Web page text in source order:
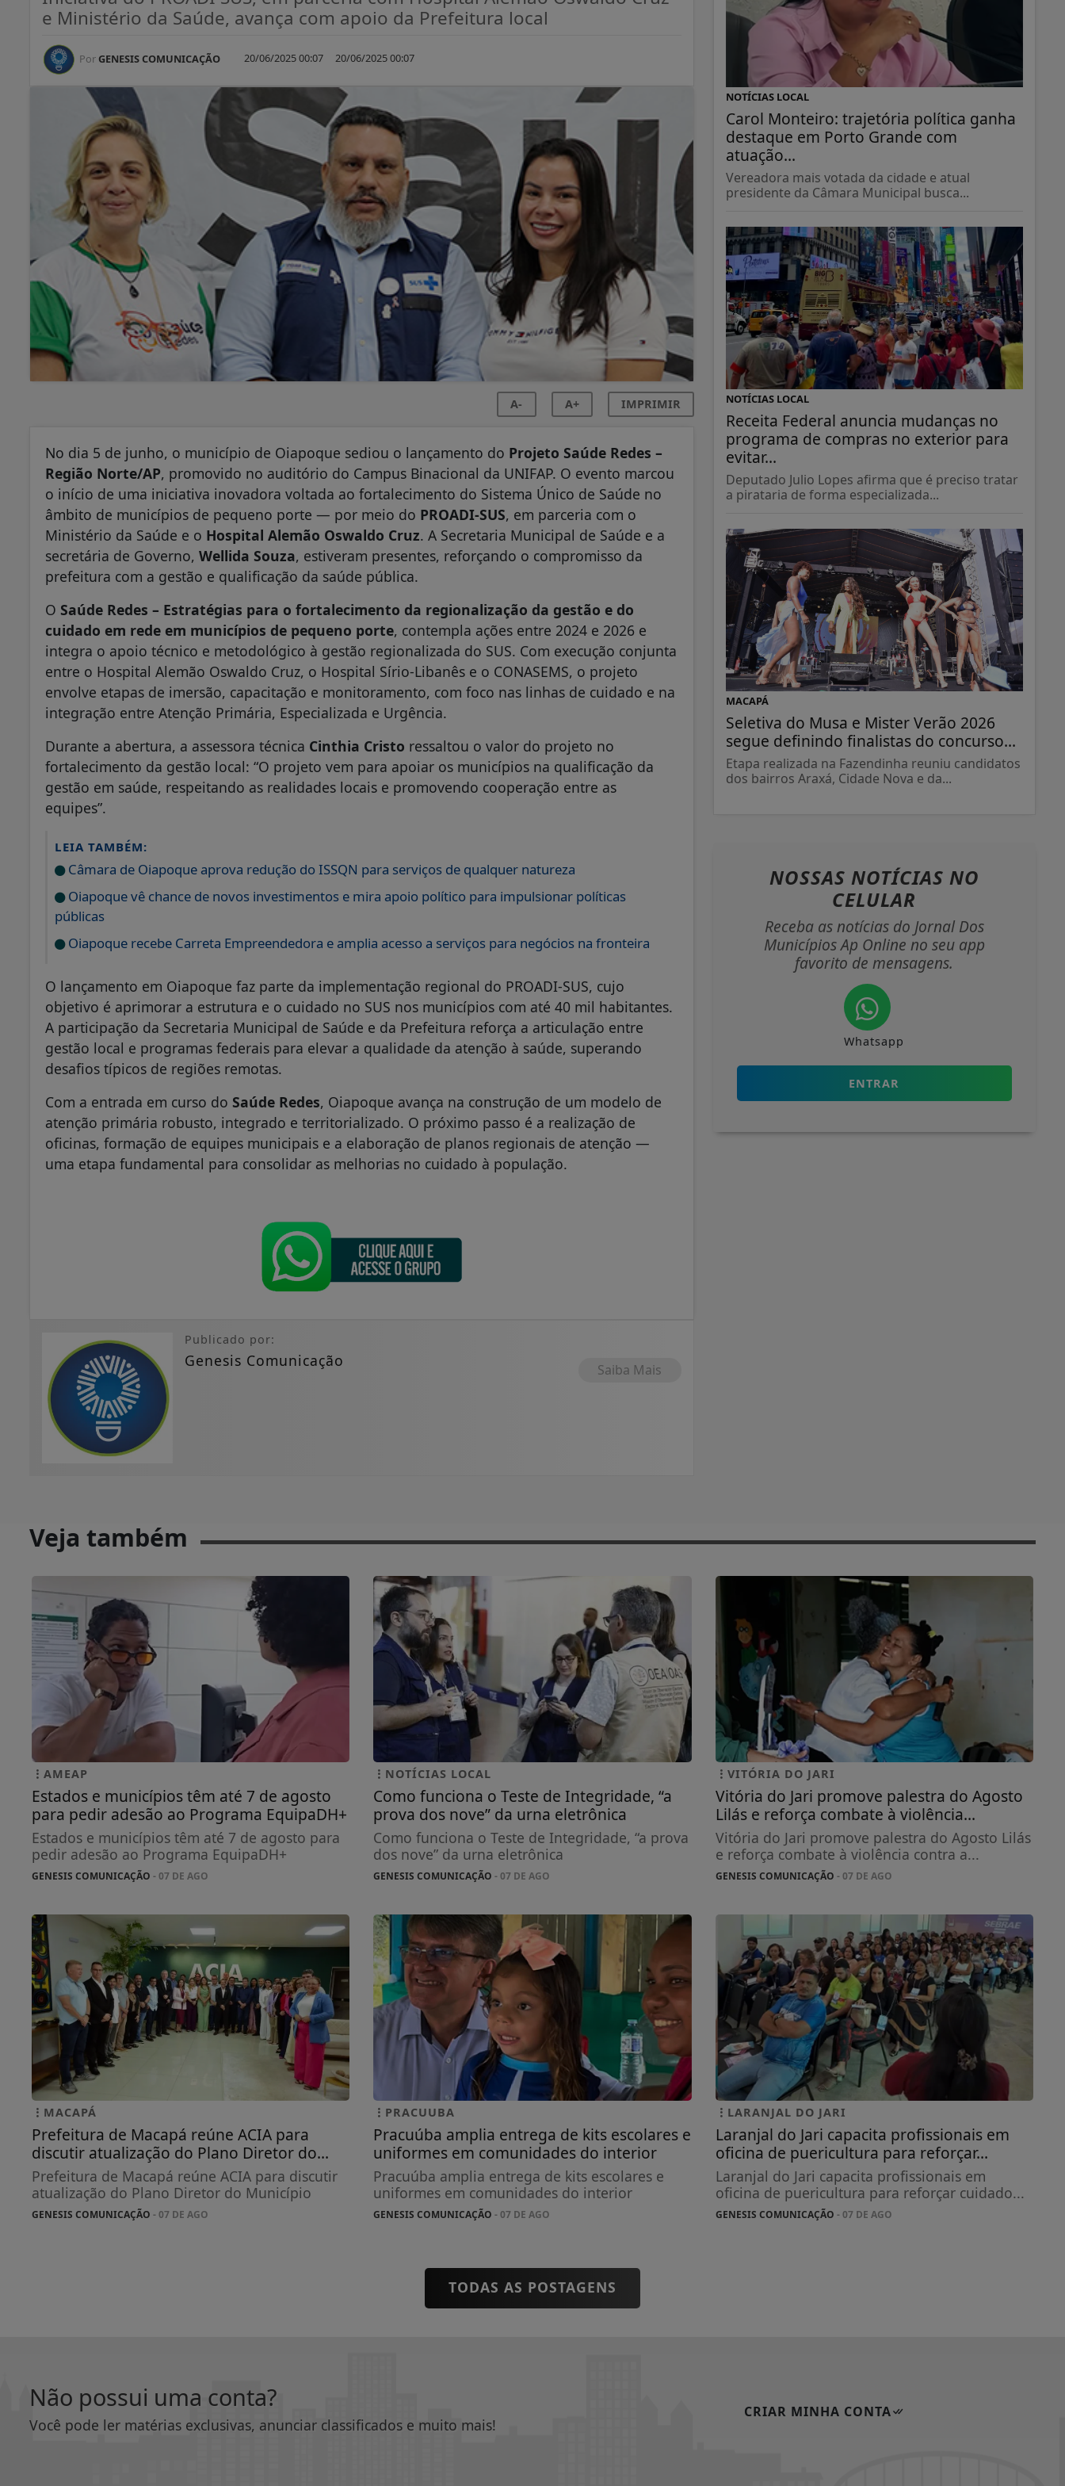
e Ministério da Saúde, avança com apoio da Prefeitura local
Por GENESIS COMUNICAÇÃO 20/06/2025 00:07 20/06/2025 00:07
A- A+ IMPRIMIR
No dia 5 de junho, o município de Oiapoque sediou o lançamento do Projeto Saúde Redes –
Região Norte/AP, promovido no auditório do Campus Binacional da UNIFAP. O evento marcou
o início de uma iniciativa inovadora voltada ao fortalecimento do Sistema Único de Saúde no
âmbito de municípios de pequeno porte — por meio do PROADI‑SUS, em parceria com o
Ministério da Saúde e o Hospital Alemão Oswaldo Cruz. A Secretaria Municipal de Saúde e a
secretária de Governo, Wellida Souza, estiveram presentes, reforçando o compromisso da
prefeitura com a gestão e qualificação da saúde pública.
O Saúde Redes – Estratégias para o fortalecimento da regionalização da gestão e do
cuidado em rede em municípios de pequeno porte, contempla ações entre 2024 e 2026 e
integra o apoio técnico e metodológico à gestão regionalizada do SUS. Com execução conjunta
entre o Hospital Alemão Oswaldo Cruz, o Hospital Sírio‑Libanês e o CONASEMS, o projeto
envolve etapas de imersão, capacitação e monitoramento, com foco nas linhas de cuidado e na
integração entre Atenção Primária, Especializada e Urgência.
Durante a abertura, a assessora técnica Cinthia Cristo ressaltou o valor do projeto no
fortalecimento da gestão local: “O projeto vem para apoiar os municípios na qualificação da
gestão em saúde, respeitando as realidades locais e promovendo cooperação entre as
equipes”.
LEIA TAMBÉM:
Câmara de Oiapoque aprova redução do ISSQN para serviços de qualquer natureza
Oiapoque vê chance de novos investimentos e mira apoio político para impulsionar políticas
públicas
Oiapoque recebe Carreta Empreendedora e amplia acesso a serviços para negócios na fronteira
O lançamento em Oiapoque faz parte da implementação regional do PROADI‑SUS, cujo
objetivo é aprimorar a estrutura e o cuidado no SUS nos municípios com até 40 mil habitantes.
A participação da Secretaria Municipal de Saúde e da Prefeitura reforça a articulação entre
gestão local e programas federais para elevar a qualidade da atenção à saúde, superando
desafios típicos de regiões remotas.
Com a entrada em curso do Saúde Redes, Oiapoque avança na construção de um modelo de
atenção primária robusto, integrado e territorializado. O próximo passo é a realização de
oficinas, formação de equipes municipais e a elaboração de planos regionais de atenção —
uma etapa fundamental para consolidar as melhorias no cuidado à população.
Publicado por:
Genesis Comunicação Saiba Mais
NOTÍCIAS LOCAL
Carol Monteiro: trajetória política ganha
destaque em Porto Grande com
atuação...
Vereadora mais votada da cidade e atual
presidente da Câmara Municipal busca...
NOTÍCIAS LOCAL
Receita Federal anuncia mudanças no
programa de compras no exterior para
evitar...
Deputado Julio Lopes afirma que é preciso tratar
a pirataria de forma especializada...
MACAPÁ
Seletiva do Musa e Mister Verão 2026
segue definindo finalistas do concurso...
Etapa realizada na Fazendinha reuniu candidatos
dos bairros Araxá, Cidade Nova e da...
NOSSAS NOTÍCIAS NO
CELULAR
Receba as notícias do Jornal Dos
Municípios Ap Online no seu app
favorito de mensagens.
Whatsapp
ENTRAR
Veja também
AMEAP
Estados e municípios têm até 7 de agosto
para pedir adesão ao Programa EquipaDH+
Estados e municípios têm até 7 de agosto para
pedir adesão ao Programa EquipaDH+
GENESIS COMUNICAÇÃO - 07 DE AGO
NOTÍCIAS LOCAL
Como funciona o Teste de Integridade, “a
prova dos nove” da urna eletrônica
Como funciona o Teste de Integridade, “a prova
dos nove” da urna eletrônica
GENESIS COMUNICAÇÃO - 07 DE AGO
VITÓRIA DO JARI
Vitória do Jari promove palestra do Agosto
Lilás e reforça combate à violência...
Vitória do Jari promove palestra do Agosto Lilás
e reforça combate à violência contra a...
GENESIS COMUNICAÇÃO - 07 DE AGO
MACAPÁ
Prefeitura de Macapá reúne ACIA para
discutir atualização do Plano Diretor do...
Prefeitura de Macapá reúne ACIA para discutir
atualização do Plano Diretor do Município
GENESIS COMUNICAÇÃO - 07 DE AGO
PRACUUBA
Pracuúba amplia entrega de kits escolares e
uniformes em comunidades do interior
Pracuúba amplia entrega de kits escolares e
uniformes em comunidades do interior
GENESIS COMUNICAÇÃO - 07 DE AGO
LARANJAL DO JARI
Laranjal do Jari capacita profissionais em
oficina de puericultura para reforçar...
Laranjal do Jari capacita profissionais em
oficina de puericultura para reforçar cuidado...
GENESIS COMUNICAÇÃO - 07 DE AGO
TODAS AS POSTAGENS
Não possui uma conta?
Você pode ler matérias exclusivas, anunciar classificados e muito mais!
CRIAR MINHA CONTA